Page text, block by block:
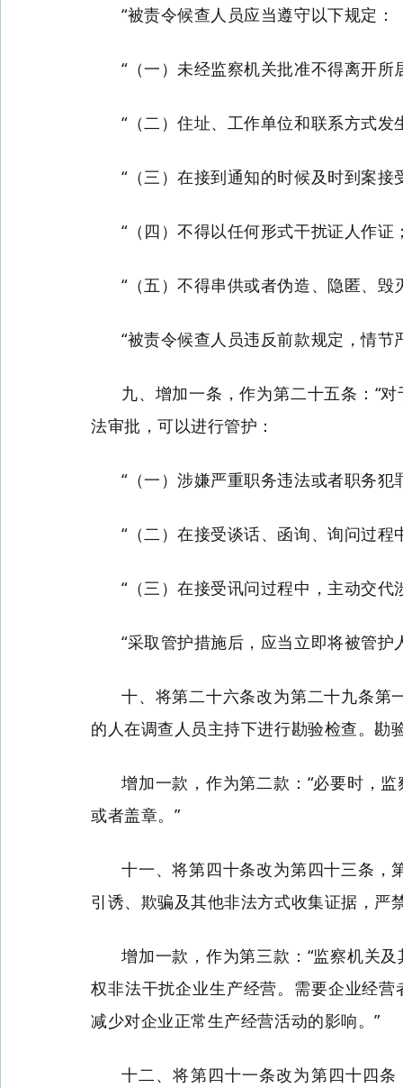
“被责令候查人员应当遵守以下规定：
“（一）未经监察机关批准不得离开
“（二）住址、工作单位和联系方式
“（三）在接到通知的时候及时到案接
“（四）不得以任何形式干扰证人作证
“（五）不得串供或者伪造、隐匿、毁
“被责令候查人员违反前款规定，情节
九、增加一条，作为第二十五条：“
法审批，可以进行管护：
“（一）涉嫌严重职务违法或者职务犯
“（二）在接受谈话、函询、询问过
“（三）在接受讯问过程中，主动交
“采取管护措施后，应当立即将被管
十、将第二十六条改为第二十九条第
的人在调查人员主持下进行勘验检查。勘
增加一款，作为第二款：“必要时，
或者盖章。”
十一、将第四十条改为第四十三条，
引诱、欺骗及其他非法方式收集证据，严
增加一款，作为第三款：“监察机关
权非法干扰企业生产经营。需要企业经
减少对企业正常生产经营活动的影响。”
十二、将第四十一条改为第四十四